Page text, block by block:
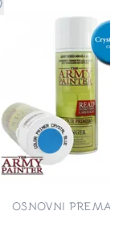
omiljeno
za dodavanje
OSNOVNI PREMAZI